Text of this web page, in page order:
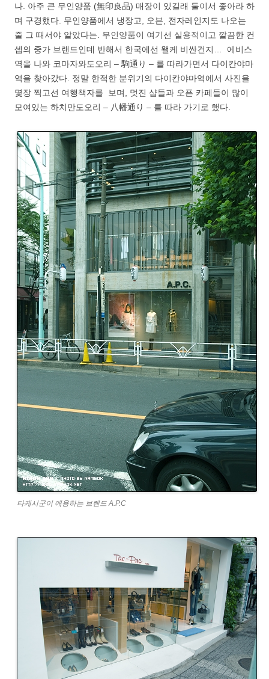
나. 아주 큰 무인양품 (無印良品) 매장이 있길래 둘이서 좋아라 하
며 구경했다. 무인양품에서 냉장고, 오븐, 전자레인지도 나오는
줄 그 때서야 알았다는. 무인양품이 여기선 실용적이고 깔끔한 컨
셉의 중가 브랜드인데 반해서 한국에선 왤케 비싼건지… 에비스
역을 나와 코마자와도오리 – 駒通り – 를 따라가면서 다이칸야마
역을 찾아갔다. 정말 한적한 분위기의 다이칸야마역에서 사진을
몇장 찍고선 여행책자를 보며, 멋진 샵들과 오픈 카페들이 많이
모여있는 하치만도오리 – 八幡通り – 를 따라 가기로 했다.
타케시군이 애용하는 브랜드 A.P.C